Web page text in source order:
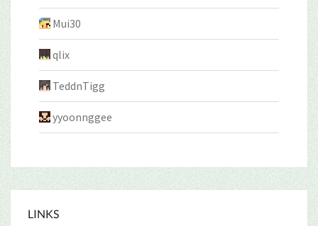
Mui30
qlix
TeddnTigg
yyoonnggee
LINKS